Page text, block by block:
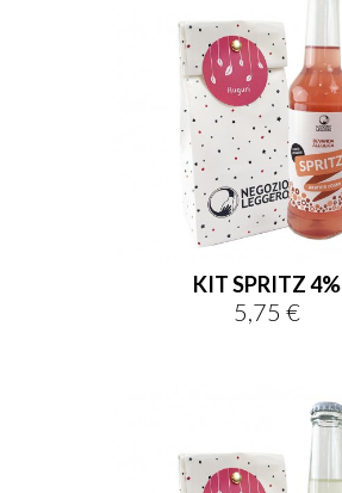
KIT SPRITZ 4%
Prezzo
5,75 €